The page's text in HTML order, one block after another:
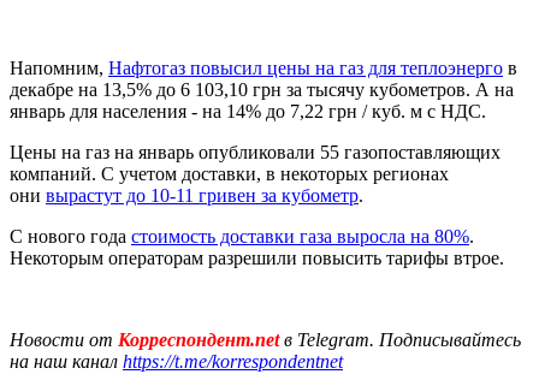
Напомним, Нафтогаз повысил цены на газ для теплоэнерго в
декабре на 13,5% до 6 103,10 грн за тысячу кубометров. А на
январь для населения - на 14% до 7,22 грн / куб. м с НДС.
Цены на газ на январь опубликовали 55 газопоставляющих
компаний. С учетом доставки, в некоторых регионах
они вырастут до 10-11 гривен за кубометр.
С нового года стоимость доставки газа выросла на 80%.
Некоторым операторам разрешили повысить тарифы втрое.
Новости от Корреспондент.netв Telegram. Подписывайтесь
на наш канал https://t.me/korrespondentnet